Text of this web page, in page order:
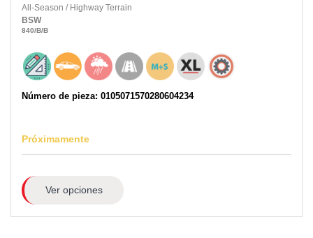
All-Season / Highway Terrain
BSW
840/B/B
Número de pieza: 0105071570280604234
Próximamente
Ver opciones